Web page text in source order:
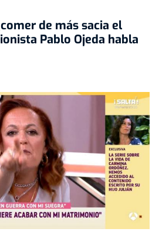
de más sacia el
Pablo Ojeda habla